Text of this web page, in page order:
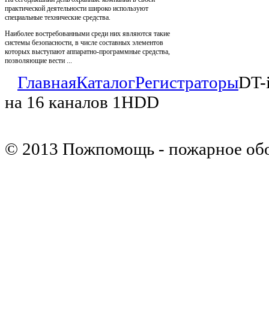
практической деятельности широко используют
специальные технические средства.
Наиболее востребованными среди них являются такие
системы безопасности, в числе составных элементов
которых выступают аппаратно-программные средства,
позволяющие вести ...
ГлавнаяКаталогРегистраторы
на 16 каналов 1HDD
© 2013 Пожпомощь - пожарное